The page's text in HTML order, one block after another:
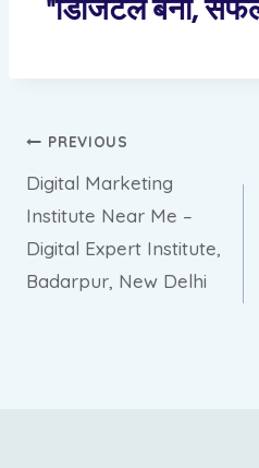
"डिजिटल बनो,
PREVIOUS
Digital Marketing
Institute Near Me –
Digital Expert Institute,
Badarpur, New Delhi